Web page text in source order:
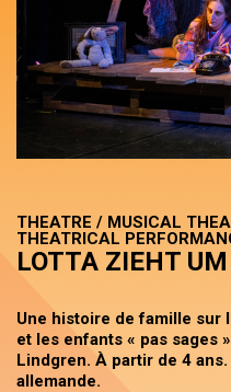
THEATRE / MUSICAL
THEATRICAL
LOTTA ZIEHT UM
Une histoire de famille sur
et les enfants « pas sages
Lindgren. À partir de 4
allemande.